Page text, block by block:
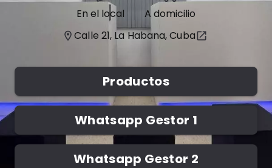
En el local
A domicilio
Calle 21, La Habana, Cuba
Productos
Whatsapp Gestor 1
Whatsapp Gestor 2